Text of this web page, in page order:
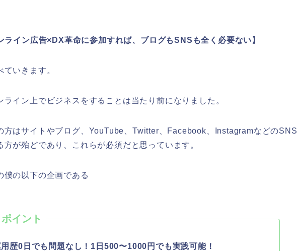
ライン広告×DX革命に参加すれば、ブログもSNSも全く必要ない】
ていきます。
ライン上でビジネスをすることは当たり前になりました。
方はサイトやブログ、YouTube、Twitter、Facebook、InstagramなどのSNS
方が殆どであり、これらが必須だと思っています。
僕の以下の企画である
歴0日でも問題なし！1日500〜1000円でも実践可能！